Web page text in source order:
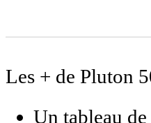
Les + de Pluton
Un tableau